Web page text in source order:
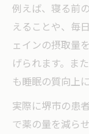
例えば、寝る前
えることや、毎
ェインの摂取量
げられます。ま
も睡眠の質向上
実際に堺市の患
で薬の量を減ら